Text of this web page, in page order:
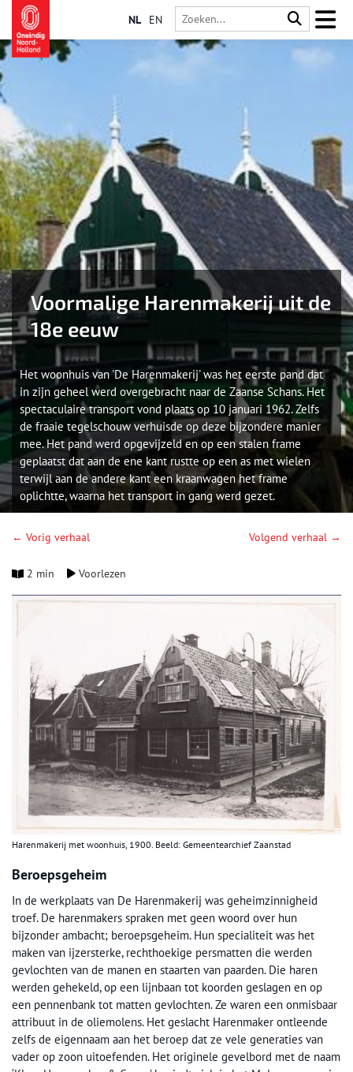
NL EN
Voormalige Harenmakerij uit de
18e eeuw
Het woonhuis van 'De Harenmakerij' was het eerste pand dat
in zijn geheel werd overgebracht naar de Zaanse Schans. Het
spectaculaire transport vond plaats op 10 januari 1962. Zelfs
de fraaie tegelschouw verhuisde op deze bijzondere manier
mee. Het pand werd opgevijzeld en op een stalen frame
geplaatst dat aan de ene kant rustte op een as met wielen
terwijl aan de andere kant een kraanwagen het frame
oplichtte, waarna het transport in gang werd gezet.
← Vorig verhaal Volgend verhaal →
2 min Voorlezen
Harenmakerij met woonhuis, 1900. Beeld: Gemeentearchief Zaanstad
Beroepsgeheim
In de werkplaats van De Harenmakerij was geheimzinnigheid
troef. De harenmakers spraken met geen woord over hun
bijzonder ambacht; beroepsgeheim. Hun specialiteit was het
maken van ijzersterke, rechthoekige persmatten die werden
gevlochten van de manen en staarten van paarden. Die haren
werden gehekeld, op een lijnbaan tot koorden geslagen en op
een pennenbank tot matten gevlochten. Ze waren een onmisbaar
attribuut in de oliemolens. Het geslacht Harenmaker ontleende
zelfs de eigennaam aan het beroep dat ze vele generaties van
vader op zoon uitoefenden. Het originele gevelbord met de naam